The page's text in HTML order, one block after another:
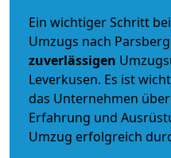
Ein wichtiger Schritt
Umzugs nach
zuverlässigen
Leverkusen. Es ist
das Unternehmen
Erfahrung und
Umzug erfolgreich